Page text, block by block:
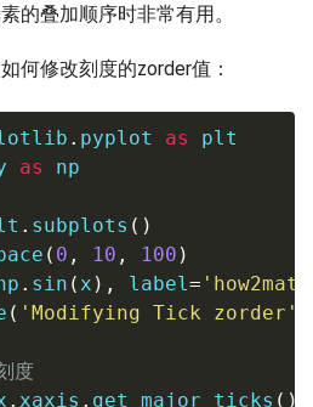
的叠加顺序时非常有用。
何修改刻度的zorder值：
. pyplot as
as np
. subplots ( )
( 0 , 10 , 100 )
. sin ( x ) , label =
( 'Modifying Tick zorder'
度
. xaxis . get_major_ticks ( )